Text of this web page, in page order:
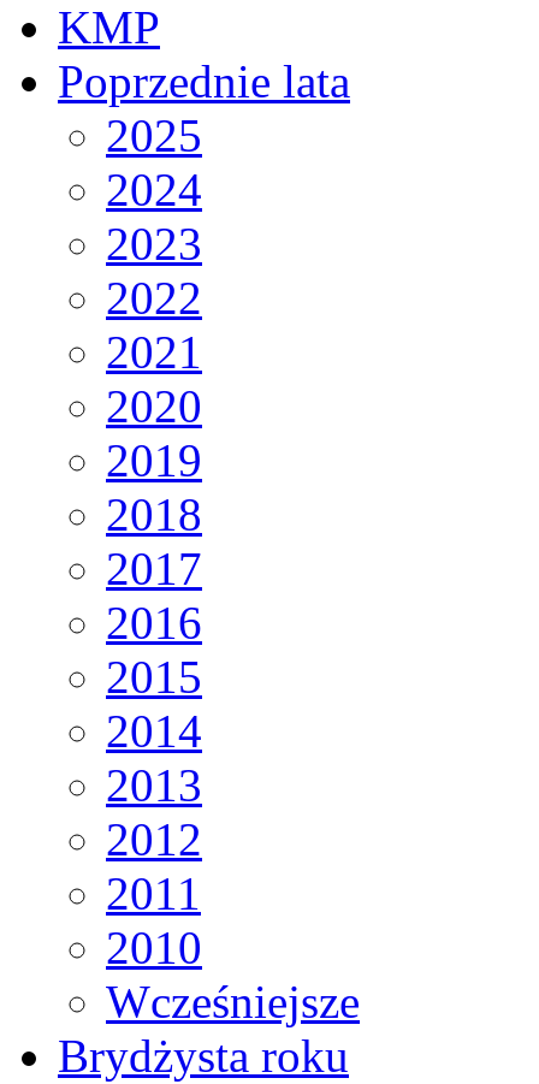
KMP
Poprzednie lata
2025
2024
2023
2022
2021
2020
2019
2018
2017
2016
2015
2014
2013
2012
2011
2010
Wcześniejsze
Brydżysta roku